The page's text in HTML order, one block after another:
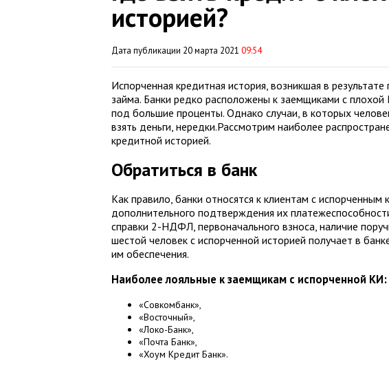
историей?
Дата публикации 20 марта 2021 09:54
Испорченная кредитная история, возникшая в
займа. Банки редко расположены к заемщиками с
под большие проценты. Однако случаи, в которых
взять деньги, нередки.Рассмотрим наиболее
кредитной историей.
Обратиться в банк
Как правило, банки относятся к клиентам с
дополнительного подтверждения их
справки 2-НДФЛ, первоначального взноса, наличие
шестой человек с испорченной историей получает в
им обеспечения.
Наиболее лояльные к заемщикам с испорченной КИ:
«Совкомбанк»,
«Восточный»,
«Локо-Банк»,
«Почта Банк»,
«Хоум Кредит Банк».